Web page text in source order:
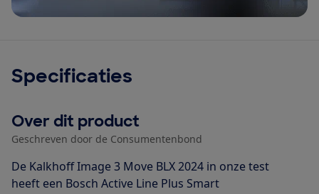
Specificaties
Over dit product
Geschreven door de Consumentenbond
De Kalkhoff Image 3 Move BLX 2024 in onze test
heeft een Bosch Active Line Plus Smart